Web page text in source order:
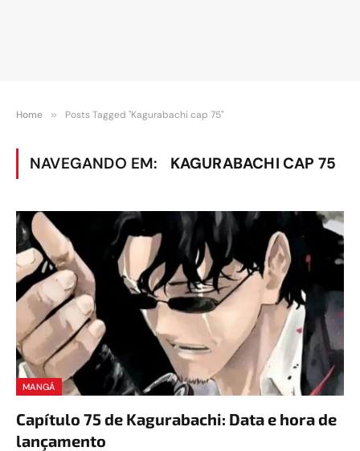
Home » Posts Tagged "Kagurabachi cap 75"
NAVEGANDO EM: KAGURABACHI CAP 75
MANGÁ
Capítulo 75 de Kagurabachi: Data e hora de
lançamento